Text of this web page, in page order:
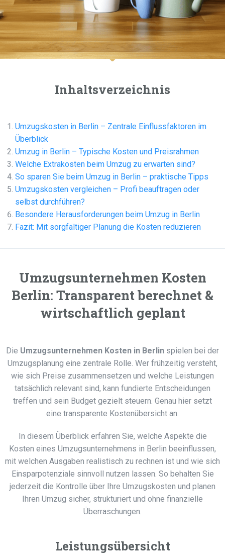
Inhaltsverzeichnis
Umzugskosten in Berlin – Zentrale Einflussfaktoren im
Überblick
Umzug in Berlin – Typische Kosten und Preisrahmen
Welche Extrakosten beim Umzug zu erwarten sind?
So sparen Sie beim Umzug in Berlin – praktische Tipps
Umzugskosten vergleichen – Profi beauftragen oder
selbst durchführen?
Besondere Herausforderungen beim Umzug in Berlin
Fazit: Mit sorgfältiger Planung die Kosten reduzieren
Umzugsunternehmen Kosten
Berlin: Transparent berechnet &
wirtschaftlich geplant
Die Umzugsunternehmen Kosten in Berlin spielen bei der
Umzugsplanung eine zentrale Rolle. Wer frühzeitig versteht,
wie sich Preise zusammensetzen und welche Leistungen
tatsächlich relevant sind, kann fundierte Entscheidungen
treffen und sein Budget gezielt steuern. Genau hier setzt
eine transparente Kostenübersicht an.
In diesem Überblick erfahren Sie, welche Aspekte die
Kosten eines Umzugsunternehmens in Berlin beeinflussen,
mit welchen Ausgaben realistisch zu rechnen ist und wie sich
Einsparpotenziale sinnvoll nutzen lassen. So behalten Sie
jederzeit die Kontrolle über Ihre Umzugskosten und planen
Ihren Umzug sicher, strukturiert und ohne finanzielle
Überraschungen.
Leistungsübersicht